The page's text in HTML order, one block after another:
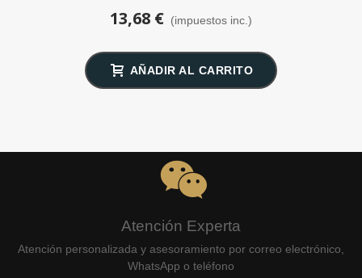
13,68 € (impuestos inc.)
AÑADIR AL CARRITO
Atención Experta
Atención personalizada y asesoramiento por correo electrónico,
WhatsApp o teléfono